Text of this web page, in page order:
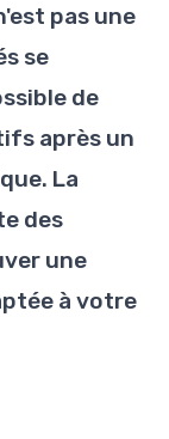
pas une
se
de
après un
La
des
une
à votre